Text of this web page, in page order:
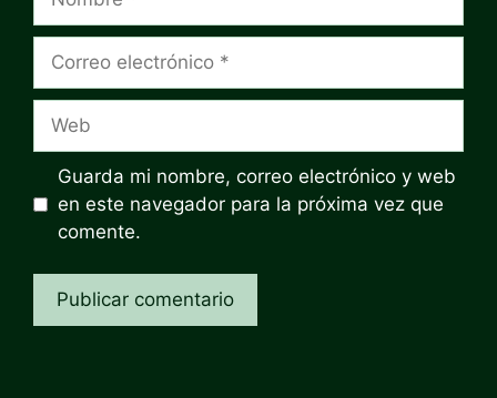
electrónico
Guarda mi nombre, correo electrónico y web
en este navegador para la próxima vez que
comente.